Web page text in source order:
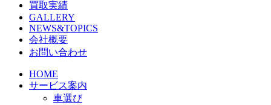
買取実績
GALLERY
NEWS&TOPICS
会社概要
お問い合わせ
HOME
サービス案内
車選び